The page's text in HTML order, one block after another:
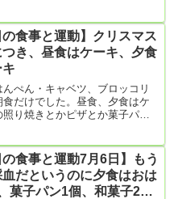
これが結構難しいです。なぜ
いですか。僕の場合、食後1時
動したりする気が出てきませ
の食事と運動】クリスマス
つき、昼食はケーキ、夕食
キ
ぺん・キャベツ、ブロッコリ
だけでした。昼食、夕食はケ
り焼きとかピザとか菓子パン
の食事と運動7月6日】もう
だというのに夕食はおは
菓子パン1個、和菓子2